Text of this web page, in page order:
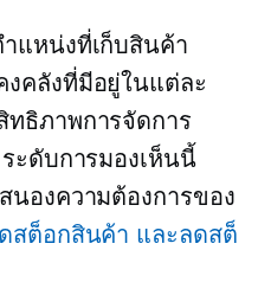
แหน่งที่เก็บสินค้า
คลังที่มีอยู่ในแต่ละ
ทธิภาพการจัดการ
ะดับการมองเห็นนี้
นองความต้องการของ
สต็อกสินค้า และลดสต็